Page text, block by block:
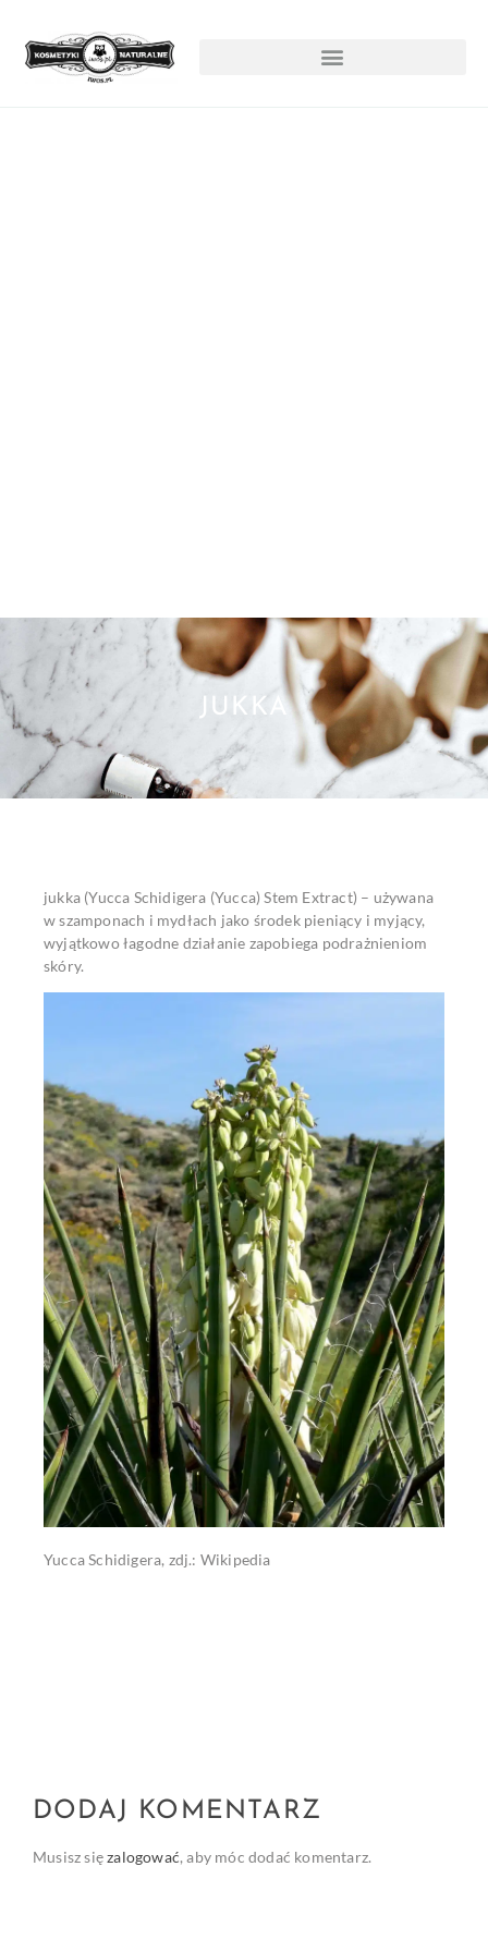
JUKKA
jukka (Yucca Schidigera (Yucca) Stem Extract) – używana
w szamponach i mydłach jako środek pieniący i myjący,
wyjątkowo łagodne działanie zapobiega podrażnieniom
skóry.
Yucca Schidigera, zdj.: Wikipedia
DODAJ KOMENTARZ
Musisz sięzalogować, aby móc dodać komentarz.